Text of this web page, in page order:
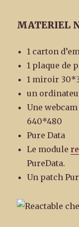
MATERIEL
1 carton
1 plaque de
1 miroir
un
Une
640*480
Pure Data
Le module
PureData.
Un patch